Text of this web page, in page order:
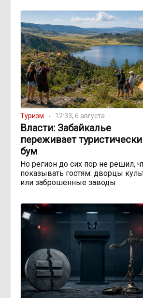
Туризм 12:33, 6 августа
Власти: Забайкалье
переживает
бум
Но регион до сих пор не решил,
показывать гостям: дворцы
или заброшенные заводы